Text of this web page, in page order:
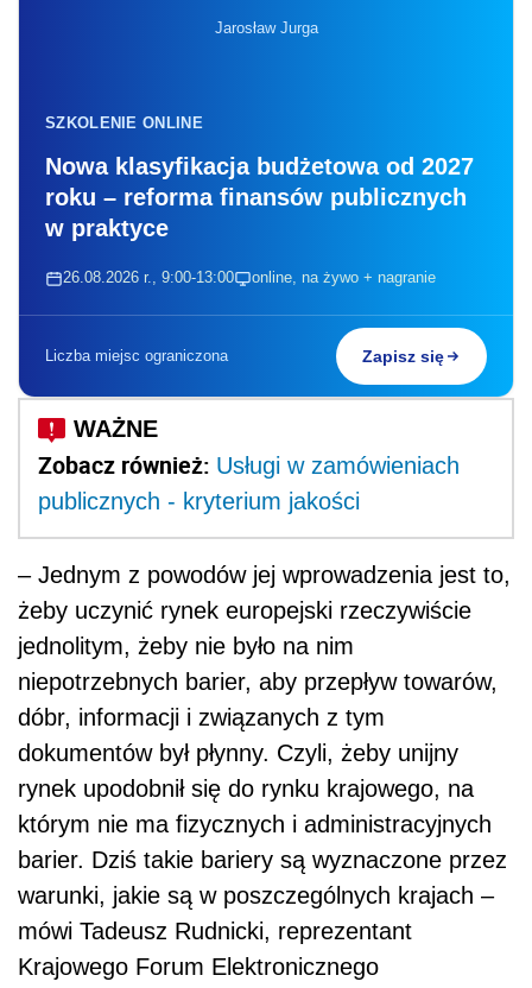
Jarosław Jurga
SZKOLENIE ONLINE
Nowa klasyfikacja budżetowa od 2027
roku – reforma finansów publicznych
w praktyce
26.08.2026 r., 9:00-13:00 online, na żywo + nagranie
Liczba miejsc ograniczona Zapisz się
Zobacz również: Usługi w zamówieniach
publicznych - kryterium jakości
– Jednym z powodów jej wprowadzenia jest to,
żeby uczynić rynek europejski rzeczywiście
jednolitym, żeby nie było na nim
niepotrzebnych barier, aby przepływ towarów,
dóbr, informacji i związanych z tym
dokumentów był płynny. Czyli, żeby unijny
rynek upodobnił się do rynku krajowego, na
którym nie ma fizycznych i administracyjnych
barier. Dziś takie bariery są wyznaczone przez
warunki, jakie są w poszczególnych krajach –
mówi Tadeusz Rudnicki, reprezentant
Krajowego Forum Elektronicznego